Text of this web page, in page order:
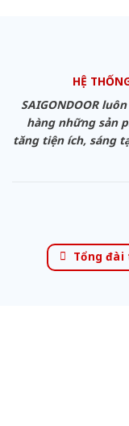
HỆ
SAIGONDOOR
hàng những sản
tăng tiện ích, sáng
Tổng đài